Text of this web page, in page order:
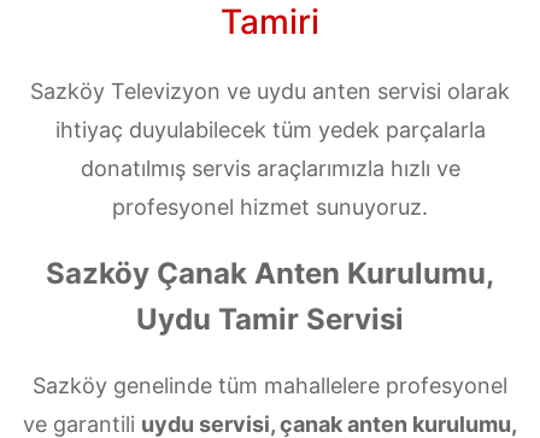
Tamiri
Sazköy Televizyon ve uydu anten servisi olarak
ihtiyaç duyulabilecek tüm yedek parçalarla
donatılmış servis araçlarımızla hızlı ve
profesyonel hizmet sunuyoruz.
Sazköy Çanak Anten Kurulumu,
Uydu Tamir Servisi
Sazköy genelinde tüm mahallelere profesyonel
ve garantili uydu servisi, çanak anten kurulumu,